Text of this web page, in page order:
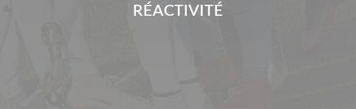
RÉACTIVITÉ